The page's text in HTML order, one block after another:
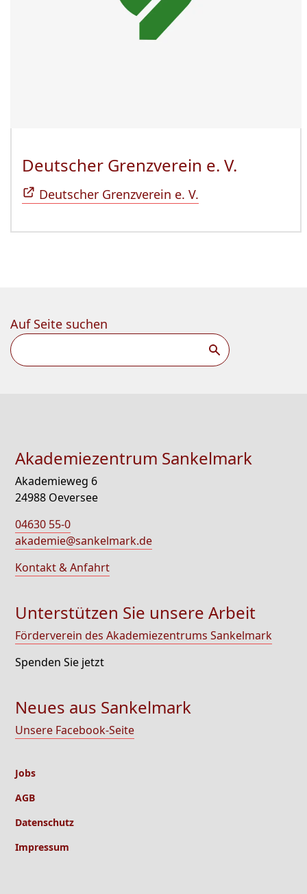
Deutscher Grenzverein e. V.
Deutscher Grenzverein e. V.
Auf Seite suchen
Suchen
Akademiezentrum Sankelmark
Akademieweg 6
24988 Oeversee
04630 55-0
akademie@sankelmark.de
Kontakt & Anfahrt
Unterstützen Sie unsere Arbeit
Förderverein des Akademiezentrums Sankelmark
Spenden Sie jetzt
Neues aus Sankelmark
Unsere Facebook-Seite
Jobs
AGB
Datenschutz
Impressum